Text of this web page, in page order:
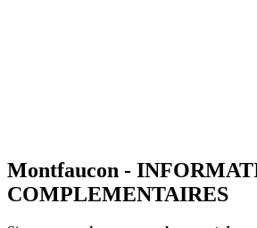
Montfaucon -
COMPLEMENTAIRES